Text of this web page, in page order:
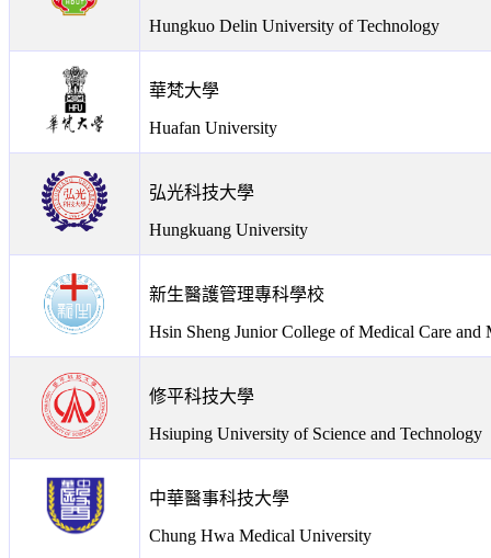
Hungkuo Delin University of Technology
華梵大學
Huafan University
弘光科技大學
Hungkuang University
新生醫護管理專科學校
Hsin Sheng Junior College of Medical Care and
修平科技大學
Hsiuping University of Science and Technology
中華醫事科技大學
Chung Hwa Medical University